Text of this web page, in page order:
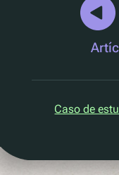
Ecotrace
Datos EPR
Lucozade
Ocado
Caso de